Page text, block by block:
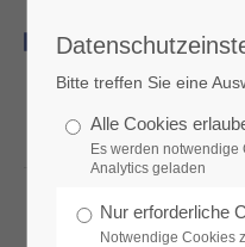
Login
Passwort
Bitte treffen Sie eine
Alle Cookies
Es werden notwendige
Analytics geladen
Nur erforderliche
Notwendige Cookies